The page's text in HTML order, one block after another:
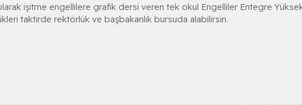
işitme engellilere grafik dersi veren tek okul Engelliler Entegre
taktirde rektörlük ve başbakanlık bursuda alabilirsin.